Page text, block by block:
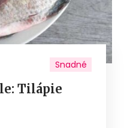
Snadné
Tilápie